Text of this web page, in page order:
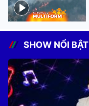
SHOW NỔI BẬT